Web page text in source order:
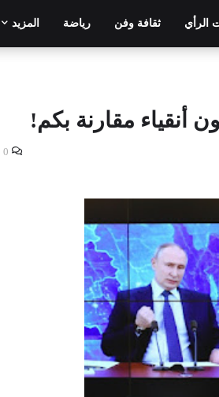
الرأي ثقافة وفن رياضة المزيد
مقارنة بكم!
0